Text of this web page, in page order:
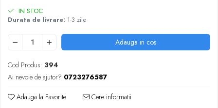
IN STOC
Durata de livrare: 1-3 zile
Adauga in cos
Cod Produs: 394
Ai nevoie de ajutor? 0723276587
Adauga la Favorite Cere informatii